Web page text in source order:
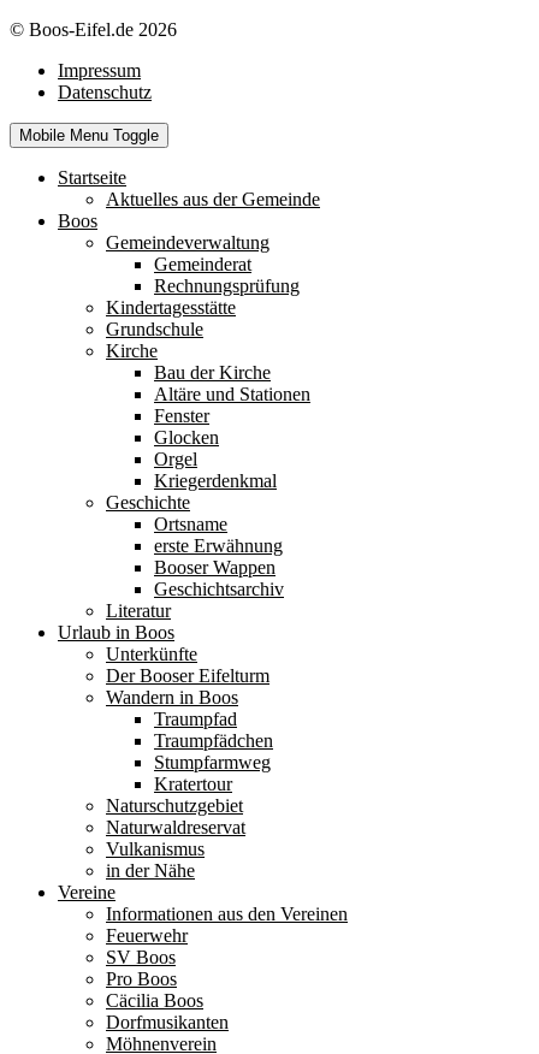
© Boos-Eifel.de 2026
Impressum
Datenschutz
Mobile Menu Toggle
Startseite
Aktuelles aus der Gemeinde
Boos
Gemeindeverwaltung
Gemeinderat
Rechnungsprüfung
Kindertagesstätte
Grundschule
Kirche
Bau der Kirche
Altäre und Stationen
Fenster
Glocken
Orgel
Kriegerdenkmal
Geschichte
Ortsname
erste Erwähnung
Booser Wappen
Geschichtsarchiv
Literatur
Urlaub in Boos
Unterkünfte
Der Booser Eifelturm
Wandern in Boos
Traumpfad
Traumpfädchen
Stumpfarmweg
Kratertour
Naturschutzgebiet
Naturwaldreservat
Vulkanismus
in der Nähe
Vereine
Informationen aus den Vereinen
Feuerwehr
SV Boos
Pro Boos
Cäcilia Boos
Dorfmusikanten
Möhnenverein